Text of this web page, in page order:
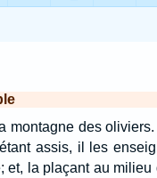
montagne des oliviers.
assis, il les
et, la plaçant au milieu